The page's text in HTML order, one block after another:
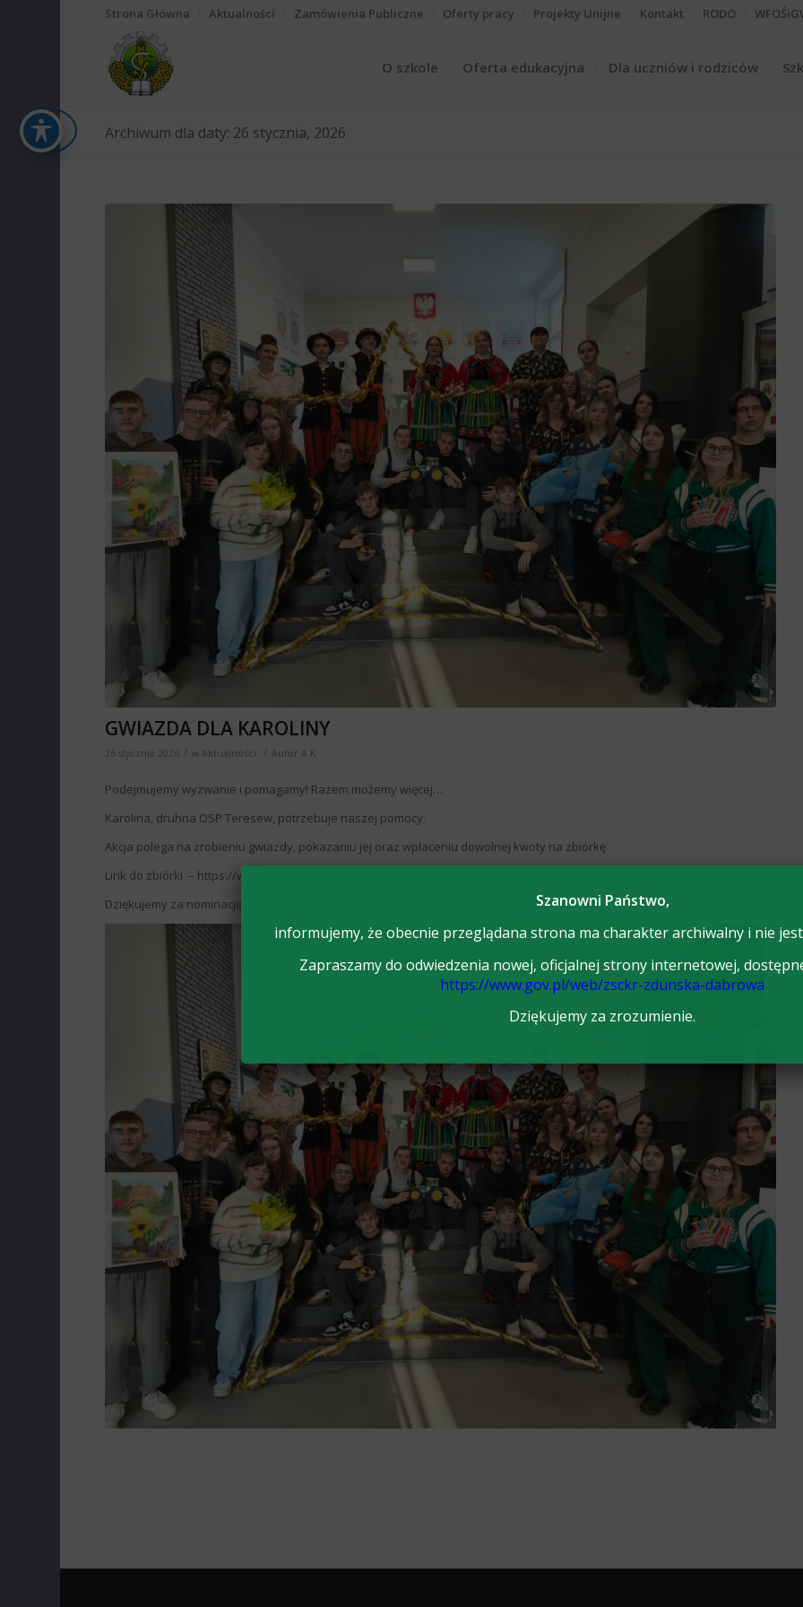
Strona Główna Aktualności Zamówienia Publiczne Oferty pracy Projekty Unijne Kontakt RODO
O szkole Oferta edukacyjna Dla uczniów i rodziców
Archiwum dla daty: 26 stycznia, 2026
GWIAZDA DLA KAROLINY
26 stycznia 2026 / wAktualności / AutorA K
Podejmujemy wyzwanie i pomagamy! Razem możemy więcej…
Karolina, druhna OSP Teresew, potrzebuje naszej pomocy.
Akcja polega na zrobieniu gwiazdy, pokazaniu jej oraz wpłaceniu dowolnej kwoty na zbiórkę
Link do zbiórki – https://www.siepomaga.pl/nadzieja-karoliny
Dziękujemy za nominację i zachęcamy do wsparcia!
Szanowni Państwo,
informujemy, że obecnie przeglądana strona ma charakter archiwalny i nie
Zapraszamy do odwiedzenia nowej, oficjalnej strony internetowej,
https://www.gov.pl/web/zsckr-zdunska-dabrowa
Dziękujemy za zrozumienie.